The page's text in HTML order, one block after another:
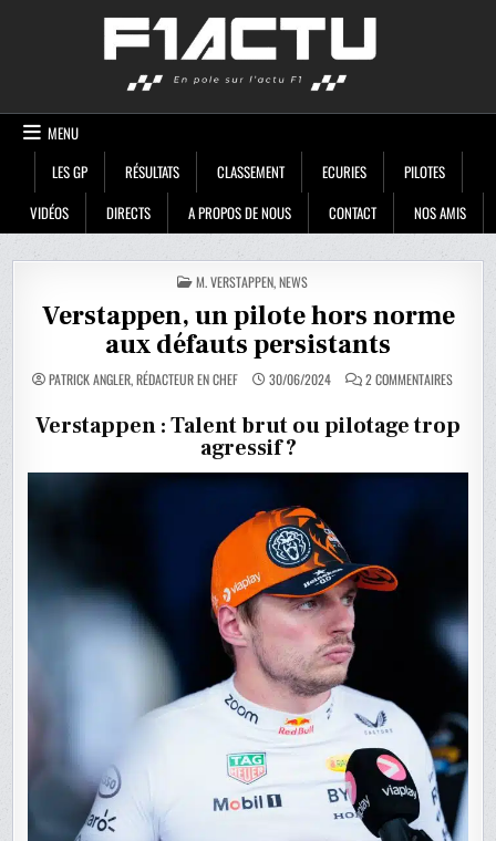
MENU
LES GP
RÉSULTATS CLASSEMENT ECURIES
PILOTES
VIDÉOS
DIRECTS A PROPOS DE NOUS CONTACT NOS AMIS
POSTED
IN
M. VERSTAPPEN,NEWS
Verstappen, un pilote hors norme
aux défauts persistants
PATRICK ANGLER, RÉDACTEUR EN CHEF 30/06/2024 2 COMMENTAIRESSUR
PILOTE
HORS
DÉFAUTS
Verstappen : Talent brut ou pilotage trop
agressif ?